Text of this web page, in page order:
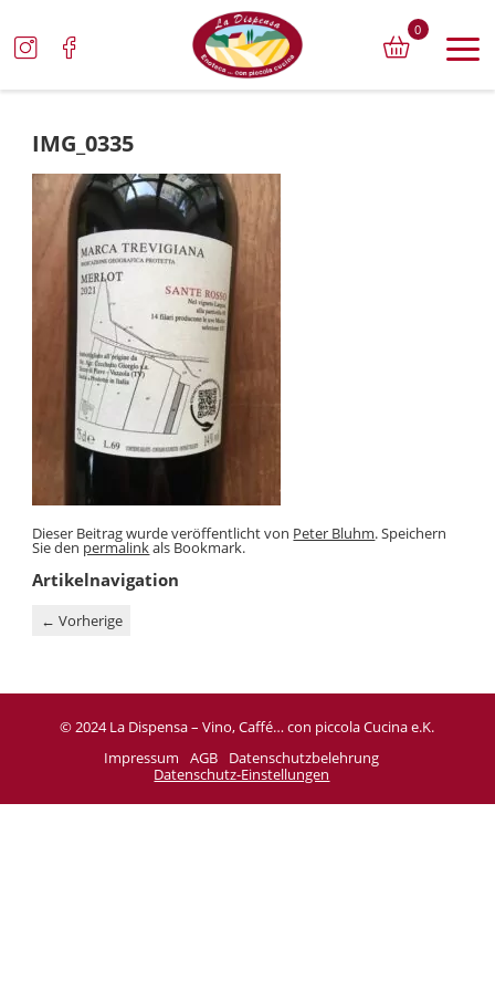
0
IMG_0335
Dieser Beitrag wurde veröffentlicht von Peter Bluhm. Speichern
Sie den permalinkals Bookmark.
Artikelnavigation
← Vorherige
© 2024 La Dispensa – Vino, Caffé… con piccola Cucina e.K.
Impressum
AGB
Datenschutzbelehrung
Datenschutz-Einstellungen